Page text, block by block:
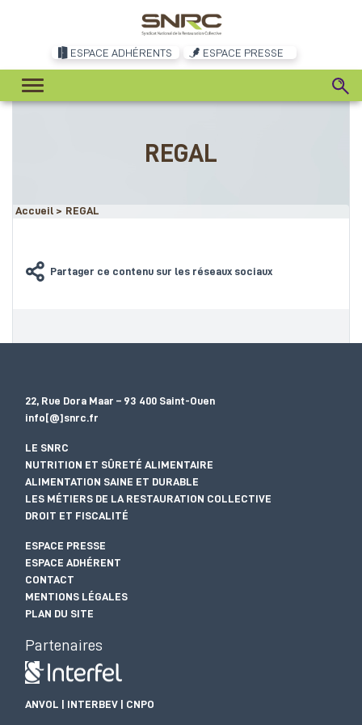
ESPACE ADHÉRENTS ESPACE PRESSE
REGAL
Accueil > REGAL
Partager ce contenu sur les réseaux sociaux
22, Rue Dora Maar – 93 400 Saint-Ouen
info[@]snrc.fr
LE SNRC
NUTRITION ET SÛRETÉ ALIMENTAIRE
ALIMENTATION SAINE ET DURABLE
LES MÉTIERS DE LA RESTAURATION COLLECTIVE
DROIT ET FISCALITÉ
ESPACE PRESSE
ESPACE ADHÉRENT
CONTACT
MENTIONS LÉGALES
PLAN DU SITE
Partenaires
ANVOL | INTERBEV | CNPO